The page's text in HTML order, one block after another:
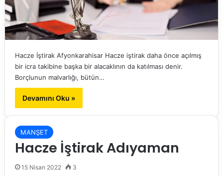
Hacze İştirak Afyonkarahisar Hacze iştirak daha önce açılmış
bir icra takibine başka bir alacaklının da katılması denir.
Borçlunun malvarlığı, bütün…
Devamını Oku »
MANŞET
Hacze İştirak Adıyaman
15 Nisan 2022 3